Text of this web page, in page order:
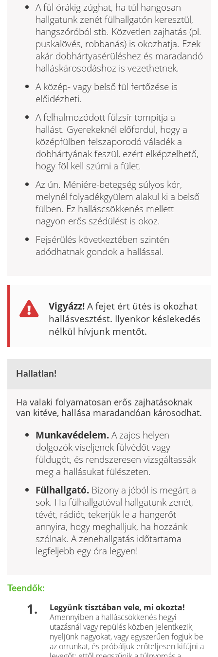
A fül órákig zúghat, ha túl hangosan
hallgatunk zenét fülhallgatón keresztül,
hangszóróból stb. Közvetlen zajhatás (pl.
puskalövés, robbanás) is okozhatja. Ezek
akár dobhártyasérüléshez és maradandó
halláskárosodáshoz is vezethetnek.
A közép- vagy belső fül fertőzése is
előidézheti.
A felhalmozódott fülzsír tompítja a
hallást. Gyerekeknél előfordul, hogy a
középfülben fel­szaporodó váladék a
dobhártyának feszül, ezért elképzelhető,
hogy föl kell szúrni a fület.
Az ún. Méniére-betegség súlyos kór,
melynél folyadékgyülem alakul ki a belső
fülben. Ez halláscsökkenés mellett
nagyon erős szédülést is okoz.
Fejsérülés következtében szintén
adódhatnak gondok a hallással.
Vigyázz!A fejet ért ütés is okozhat
hallásvesztést. Ilyenkor késlekedés
nélkül hívjunk mentőt.
Hallatlan!
Ha valaki folyamatosan erős zajhatásoknak
van kitéve, hallása maradandóan károsodhat.
Munkavédelem.A zajos helyen
dolgozók viseljenek fülvédőt vagy
füldugót, és rendszeresen vizsgáltassák
meg a hallásukat fülészeten.
Fülhallgató. Bizony a jóból is megárt a
sok. Ha fülhallgatóval hallgatunk zenét,
tévét, rádiót, tekerjük le a hangerőt
annyira, hogy meghalljuk, ha hozzánk
szólnak. A zenehallgatás időtartama
legfeljebb egy óra legyen!
Teendők:
Legyünk tisztában vele, mi okozta!
Amennyiben a halláscsökkenés hegyi
utazásnál vagy repülés közben jelentkezik,
nyel­jünk nagyokat, vagy egyszerűen fogjuk be
az orrunkat, és próbáljuk erőteljesen kifújni a